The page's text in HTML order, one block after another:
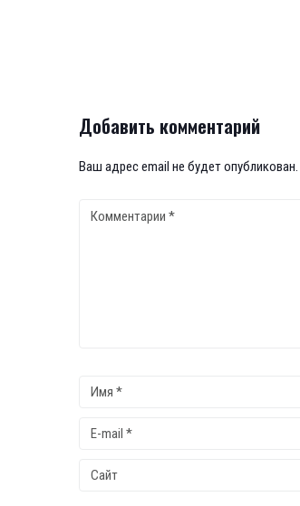
Добавить комментарий
Ваш адрес email не будет опубликован.